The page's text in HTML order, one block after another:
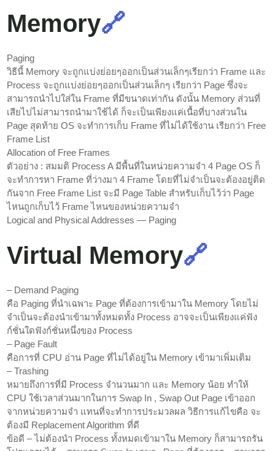
Memory🔗
Paging
วิธีนี้ Memory จะถูกแบ่งย่อยๆออกเป็นส่วนเล็กๆเรียกว่า Frame และ
Process จะถูกแบ่งย่อยๆออกเป็นส่วนเล็กๆ เรียกว่า Page ซึ่งจะ
สามารถนำไปใส่ใน Frame ที่มีขนาดเท่ากัน ดังนั้น Memory ส่วนที่
เสียไปไม่สามารถนำมาใช้ได้ ก็จะเป็นเพียงแค่เนื้อที่บางส่วนใน
Page สุดท้าย OS จะทำการเก็บ Frame ที่ไม่ได้ใช้งาน เรียกว่า Free
Frame List
Allocation of Free Frames
ตัวอย่าง : สมมติ Process A มีพื้นที่ในหน่วยความจำ 4 Page OS ก็
จะทำการหา Frame ที่ว่างมา 4 Frame โดยที่ไม่จำเป็นจะต้องอยู่ติด
กันจาก Free Frame List จะมี Page Table สำหรับเก็บไว้ว่า Page
ไหนถูกเก็บไว้ Frame ไหนของหน่วยความจำ
Logical and Physical Addresses — Paging
Virtual Memory🔗
– Demand Paging
คือ Paging ที่นำเฉพาะ Page ที่ต้องการเข้ามาใน Memory โดยไม่
จำเป็นจะต้องนำเข้ามาทั้งหมดทั้ง Process อาจจะเป็นเพียงแค่ฟัง
ก์ชั่นใดฟังก์ชั่นหนึ่งของ Process
– Page Fault
คือการที่ CPU อ่าน Page ที่ไม่ได้อยู่ใน Memory เข้ามาเพิ่มเติม
– Trashing
หมายถึงการที่มี Process จำนวนมาก และ Memory น้อย ทำให้
CPU ใช้เวลาส่วนมากในการ Swap In , Swap Out Page เข้าออก
จากหน่วยความจำ แทนที่จะทำการประมวลผล วิธีการแก้ไขคือ จะ
ต้องมี Replacement Algorithm ที่ดี
ข้อดี – ไม่ต้องนำ Process ทั้งหมดเข้ามาใน Memory ก็สามารถรัน